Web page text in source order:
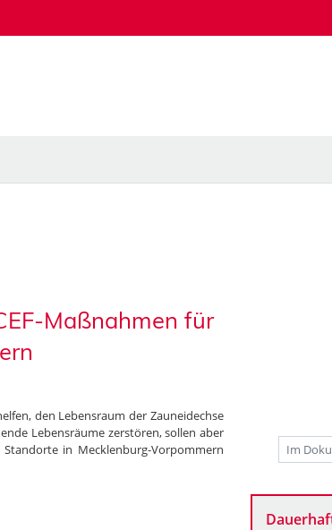
Maßnahmen für
den Lebensraum der Zauneidechse
Lebensräume zerstören, sollen aber
in Mecklenburg-Vorpommern